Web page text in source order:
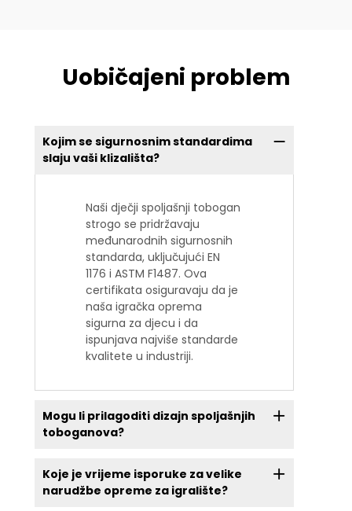
Uobičajeni problem
Kojim se sigurnosnim standardima
slaju vaši klizališta?
Naši dječji spoljašnji tobogan
strogo se pridržavaju
međunarodnih sigurnosnih
standarda, uključujući EN
1176 i ASTM F1487. Ova
certifikata osiguravaju da je
naša igračka oprema
sigurna za djecu i da
ispunjava najviše standarde
kvalitete u industriji.
Mogu li prilagoditi dizajn spoljašnjih
toboganova?
Koje je vrijeme isporuke za velike
narudžbe opreme za igralište?